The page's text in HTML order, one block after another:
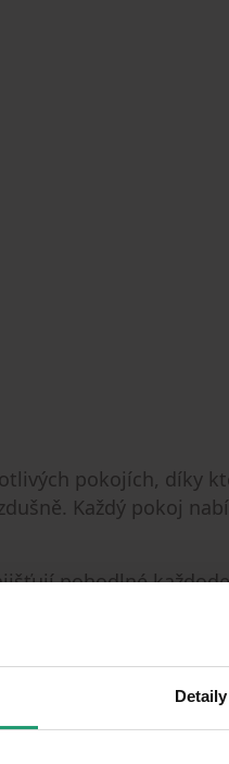
Detaily
pokojích, díky
Každý pokoj
pohodlné
trouba, trouba i
prostředí, ideální pro
a obyvatelé domu